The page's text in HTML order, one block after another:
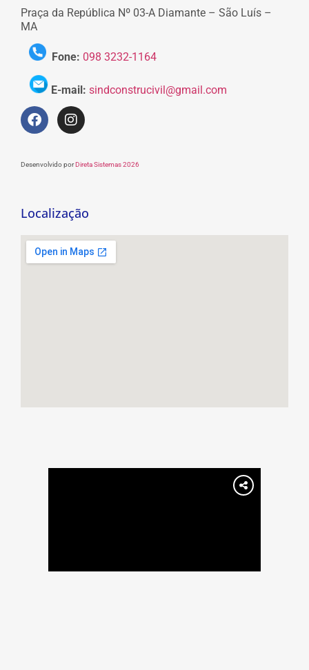
Praça da República Nº 03-A Diamante – São Luís –
MA
Fone: 098 3232-1164
E-mail: sindconstrucivil@gmail.com
Desenvolvido porDireta Sistemas 2026
Localização